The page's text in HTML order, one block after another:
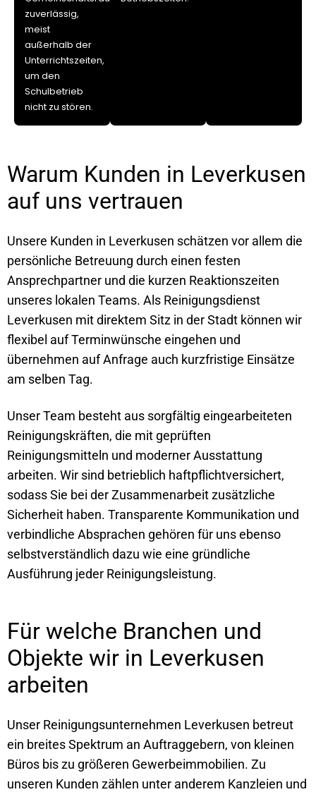
zuverlässig,
meist
außerhalb der
Unterrichtszeiten,
um den
Schulbetrieb
nicht zu stören.
Warum Kunden in Leverkusen
auf uns vertrauen
Unsere Kunden in Leverkusen schätzen vor allem die
persönliche Betreuung durch einen festen
Ansprechpartner und die kurzen Reaktionszeiten
unseres lokalen Teams. Als Reinigungsdienst
Leverkusen mit direktem Sitz in der Stadt können wir
flexibel auf Terminwünsche eingehen und
übernehmen auf Anfrage auch kurzfristige Einsätze
am selben Tag.
Unser Team besteht aus sorgfältig eingearbeiteten
Reinigungskräften, die mit geprüften
Reinigungsmitteln und moderner Ausstattung
arbeiten. Wir sind betrieblich haftpflichtversichert,
sodass Sie bei der Zusammenarbeit zusätzliche
Sicherheit haben. Transparente Kommunikation und
verbindliche Absprachen gehören für uns ebenso
selbstverständlich dazu wie eine gründliche
Ausführung jeder Reinigungsleistung.
Für welche Branchen und
Objekte wir in Leverkusen
arbeiten
Unser Reinigungsunternehmen Leverkusen betreut
ein breites Spektrum an Auftraggebern, von kleinen
Büros bis zu größeren Gewerbeimmobilien. Zu
unseren Kunden zählen unter anderem Kanzleien und